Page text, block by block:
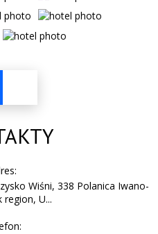
Wiśni, 338 Polanica Iwano-
region, U...